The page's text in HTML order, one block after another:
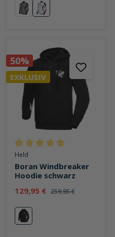
schwarz
weiß
5 von 5 Sternen
50%
EXKLUSIV
Durchschnittliche Bewertung
Held
Boran Windbreaker
Hoodie schwarz
129,95 € 259,95 €
schwarz